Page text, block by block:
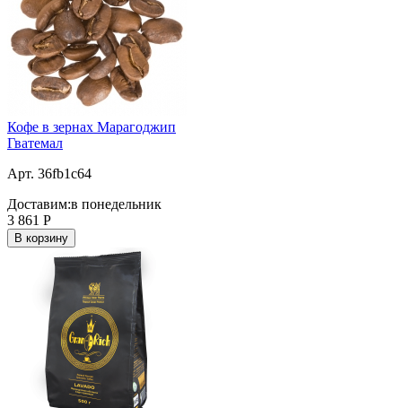
Кофе в зернах Марагоджип
Гватемал
Арт. 36fb1c64
Доставим:в понедельник
3 861 Р
В корзину